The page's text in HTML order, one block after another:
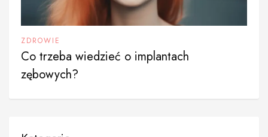
ZDROWIE
Co trzeba wiedzieć o implantach
zębowych?